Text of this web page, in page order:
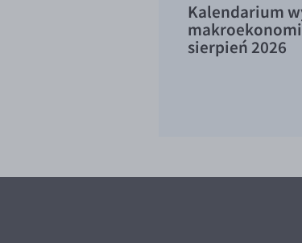
Kalendarium
sierpień 2026